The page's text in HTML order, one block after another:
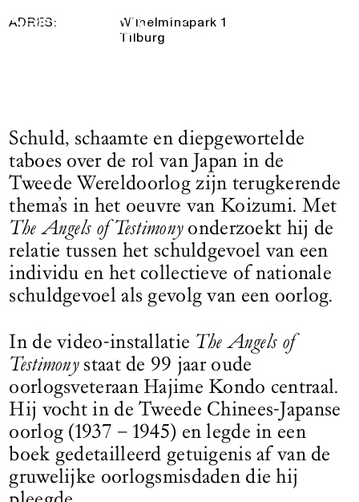
Logo See All This, linkt naar de homepage
31 Maart 2025 — 31 Augustus 2025
ADRES:
Wilhelminapark 1
Tilburg
Schuld, schaamte en diepgewortelde
taboes over de rol van Japan in de
Tweede Wereldoorlog zijn terugkerende
thema’s in het oeuvre van Koizumi. Met
The Angels of Testimonyonderzoekt hij de
relatie tussen het schuldgevoel van een
individu en het collectieve of nationale
schuldgevoel als gevolg van een oorlog.
In de video-installatie The Angels of
Testimonystaat de 99 jaar oude
oorlogsveteraan Hajime Kondo centraal.
Hij vocht in de Tweede Chinees-Japanse
oorlog (1937 – 1945) en legde in een
boek gedetailleerd getuigenis af van de
gruwelijke oorlogsmisdaden die hij